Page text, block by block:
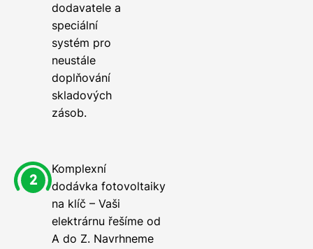
dodavatele a
speciální
systém pro
neustále
doplňování
skladových
zásob.
Komplexní
dodávka fotovoltaiky
na klíč – Vaši
elektrárnu řešíme od
A do Z. Navrhneme